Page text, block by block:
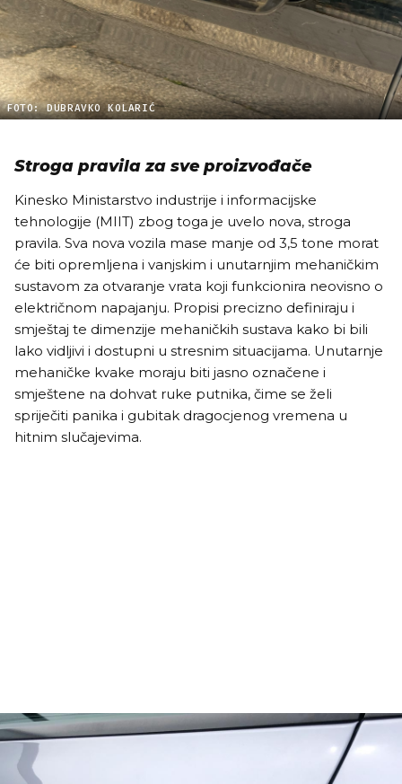
FOTO: DUBRAVKO KOLARIĆ
Stroga pravila za sve proizvođače
Kinesko Ministarstvo industrije i informacijske
tehnologije (MIIT) zbog toga je uvelo nova, stroga
pravila. Sva nova vozila mase manje od 3,5 tone morat
će biti opremljena i vanjskim i unutarnjim mehaničkim
sustavom za otvaranje vrata koji funkcionira neovisno o
električnom napajanju. Propisi precizno definiraju i
smještaj te dimenzije mehaničkih sustava kako bi bili
lako vidljivi i dostupni u stresnim situacijama. Unutarnje
mehaničke kvake moraju biti jasno označene i
smještene na dohvat ruke putnika, čime se želi
spriječiti panika i gubitak dragocjenog vremena u
hitnim slučajevima.